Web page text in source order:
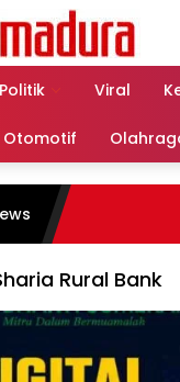
Politik Viral
Otomotif
Rural Bank